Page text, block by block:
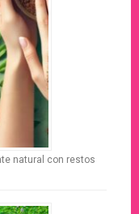
natural con restos